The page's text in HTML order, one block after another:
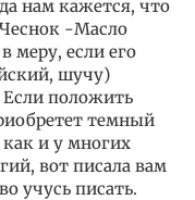
нам кажется, что
-Масло
меру, если его
шучу)
положить
темный
и у многих
вот писала вам
учусь писать.